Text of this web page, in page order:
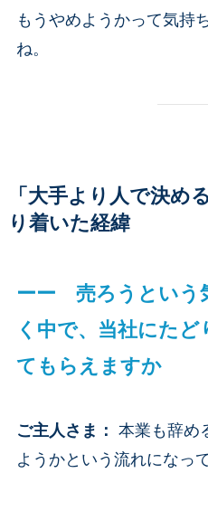
もうやめようかって気持
ね。
「大手より人で決
り着いた経緯
ーー 売ろうという
く中で、当社にたど
てもらえますか
ご主人さま ： 本業も辞め
ようかという流れになっ